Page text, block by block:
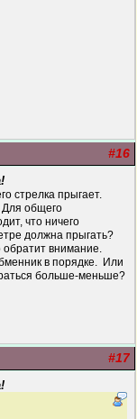
#16
стрелка прыгает.
общего
что ничего
должна прыгать?
обратит внимание.
в порядке. Или
больше-меньше?
#17